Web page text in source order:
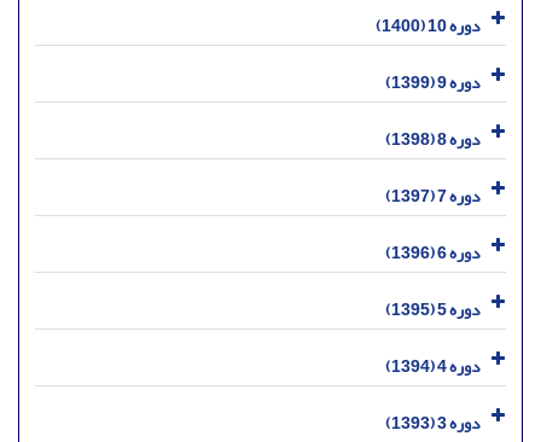
دوره 10 (1400)
دوره 9 (1399)
دوره 8 (1398)
دوره 7 (1397)
دوره 6 (1396)
دوره 5 (1395)
دوره 4 (1394)
دوره 3 (1393)